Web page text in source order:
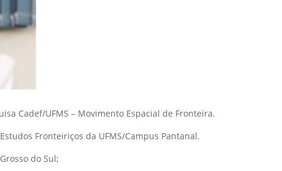
Cadef/UFMS – Movimento Espacial de Fronteira.
Fronteiriços da UFMS/Campus Pantanal.
do Sul;